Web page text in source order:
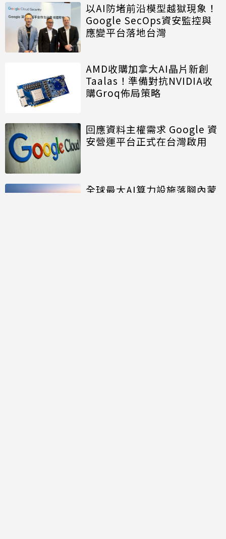
以AI防堵前沿模型越獄現象！
Google SecOps資安監控與
應變平台落地台灣
AMD收購加拿大AI晶片新創
Taalas！準備對抗NVIDIA收
購Groq佈局策略
回應資料主權需求 Google 資
安營運平台正式在台灣啟用
全球最大AI算力設施落腳內蒙